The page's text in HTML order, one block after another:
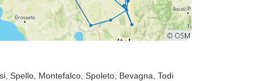
, Spello , Montefalco , Spoleto , Bevagna , Todi